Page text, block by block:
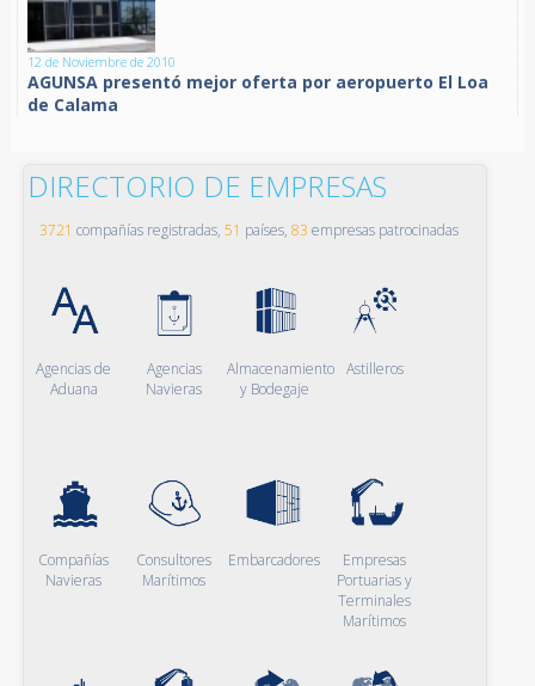
12 de Noviembre de 2010
AGUNSA presentó mejor oferta por aeropuerto El Loa
de Calama
DIRECTORIO DE EMPRESAS
3721 compañías registradas, 51 países, 83 empresas patrocinadas
Agencias de
Aduana
Agencias
Navieras
Almacenamiento
y Bodegaje
Astilleros
Compañías
Navieras
Consultores
Marítimos
Embarcadores
Empresas
Portuarias y
Terminales
Marítimos